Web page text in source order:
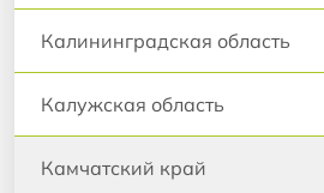
Калининградская область
Калужская область
Камчатский край